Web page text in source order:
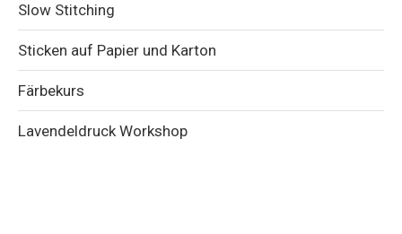
Slow Stitching
Sticken auf Papier und Karton
Färbekurs
Lavendeldruck Workshop